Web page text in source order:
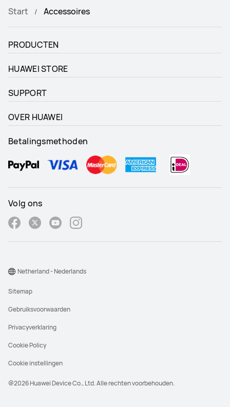
Start Accessoires
PRODUCTEN
HUAWEI STORE
SUPPORT
OVER HUAWEI
Betalingsmethoden
Volg ons
@2026 Huawei Device Co., Ltd. Alle rechten voorbehouden.
Sitemap
Gebruiksvoorwaarden
Privacyverklaring
Cookie Policy
Cookie instellingen
Netherland - Nederlands